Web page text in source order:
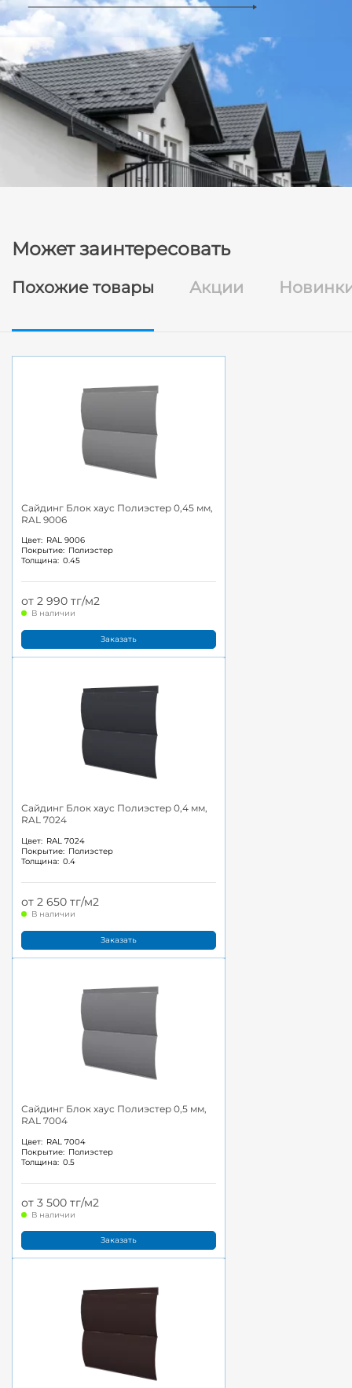
Может заинтересовать
Похожие товары Акции
Сайдинг Блок хаус Полиэстер 0,45 мм,
RAL 9006
Цвет: RAL 9006
Покрытие: Полиэстер
Толщина: 0.45
от 2 990 тг/м2
В наличии
Заказать
Сайдинг Блок хаус Полиэстер 0,4 мм,
RAL 7024
Цвет: RAL 7024
Покрытие: Полиэстер
Толщина: 0.4
от 2 650 тг/м2
В наличии
Заказать
Сайдинг Блок хаус Полиэстер 0,5 мм,
RAL 7004
Цвет: RAL 7004
Покрытие: Полиэстер
Толщина: 0.5
от 3 500 тг/м2
В наличии
Заказать